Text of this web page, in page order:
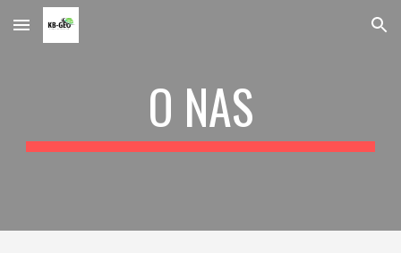
Skip to main content Skip to navigation
O NAS